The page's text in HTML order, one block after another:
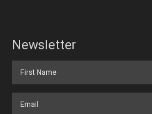
Newsletter